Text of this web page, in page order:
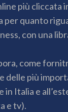
più cliccata
per quanto
con una
come
delle più
Italia e
e tv).